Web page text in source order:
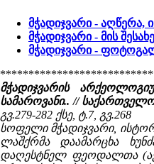
მჭადიჯვარი - აღწერა,
მჭადიჯვარი - მის
მჭადიჯვარი -
მჭადიჯვარის
სამაროვანი.. //
გვ.279-282 ქსე, ტ.7, გვ.268
სოფელი მჭადიჯვარი,
ლაშქრმა დაამარცხა
დაღესტნელ ფეოდალთა